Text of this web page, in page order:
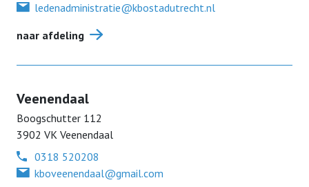
ledenadministratie@kbostadutrecht.nl
naar afdeling
Veenendaal
Boogschutter 112
3902 VK Veenendaal
0318 520208
kboveenendaal@gmail.com